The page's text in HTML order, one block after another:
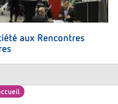
aux Rencontres